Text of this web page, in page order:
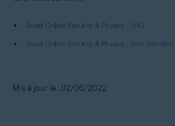
Avast Online Security & Privacy - FAQ
Avast Online Security & Privacy - Bien démarrer
Mis à jour le : 02/06/2022